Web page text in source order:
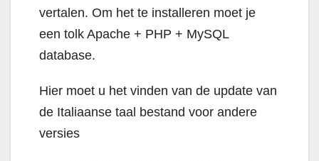
vertalen. Om het te installeren moet je
een tolk Apache + PHP + MySQL
database.
Hier moet u het vinden van de update van
de Italiaanse taal bestand voor andere
versies